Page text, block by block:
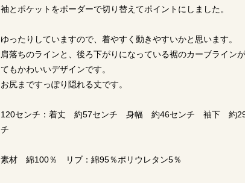
袖とポケットをボーダーで切り替えてポイントにしました。
ゆったりしていますので、着やすく動きやすいかと思います。
肩落ちのラインと、後ろ下がりになっている裾のカーブライン
てもかわいいデザインです。
お尻まですっぽり隠れる丈です。
120センチ：着丈 約57センチ 身幅 約46センチ 袖下 約
チ
素材 綿100％ リブ：綿95％ポリウレタン5％